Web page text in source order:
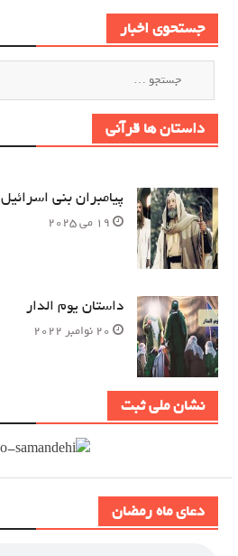
دعای ماه رمضان
جستحوی اخبار
داستان ها قرآنی
پیامبران بنی اسرائیل
19 می 2025
داستان یوم الدار
20 نوامبر 2022
نشان ملی ثبت